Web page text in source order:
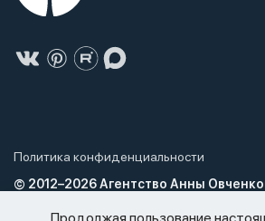
Политика конфиденциальности
© 2012–2026 Агентство Анны
Агентство Анны Овченковой не